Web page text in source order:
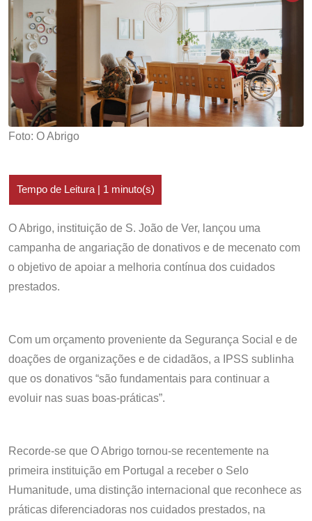
Foto: O Abrigo
O Abrigo, instituição de S. João de Ver, lançou uma
campanha de angariação de donativos e de mecenato com
o objetivo de apoiar a melhoria contínua dos cuidados
prestados.
Com um orçamento proveniente da Segurança Social e de
doações de organizações e de cidadãos, a IPSS sublinha
que os donativos “são fundamentais para continuar a
evoluir nas suas boas-práticas”.
Recorde-se que O Abrigo tornou-se recentemente na
primeira instituição em Portugal a receber o Selo
Humanitude, uma distinção internacional que reconhece as
práticas diferenciadoras nos cuidados prestados, na